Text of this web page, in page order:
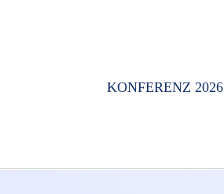
KONFERENZ 2026